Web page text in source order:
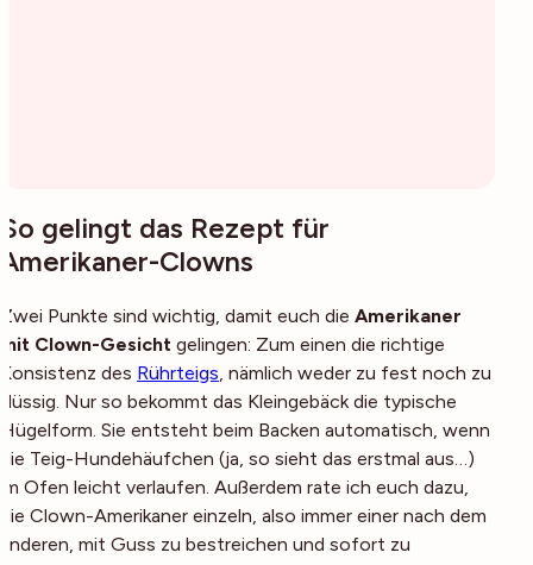
So gelingt das Rezept für
Amerikaner-Clowns
Zwei Punkte sind wichtig, damit euch die Amerikaner
mit Clown-Gesicht gelingen: Zum einen die richtige
Konsistenz des Rührteigs, nämlich weder zu fest noch zu
flüssig. Nur so bekommt das Kleingebäck die typische
Hügelform. Sie entsteht beim Backen automatisch, wenn
die Teig-Hundehäufchen (ja, so sieht das erstmal aus…)
im Ofen leicht verlaufen. Außerdem rate ich euch dazu,
die Clown-Amerikaner einzeln, also immer einer nach dem
anderen, mit Guss zu bestreichen und sofort zu